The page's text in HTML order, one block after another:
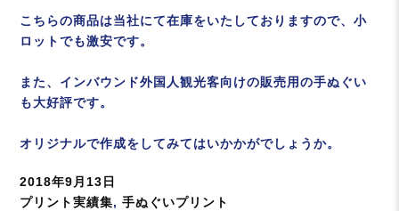
こちらの商品は当社にて在庫をいたしておりますので、小
ロットでも激安です。
また、インバウンド外国人観光客向けの販売用の手ぬぐい
も大好評です。
オリジナルで作成をしてみてはいかかがでしょうか。
投
稿
2018年9月13日
カ
プリント実績集,手ぬぐいプリント